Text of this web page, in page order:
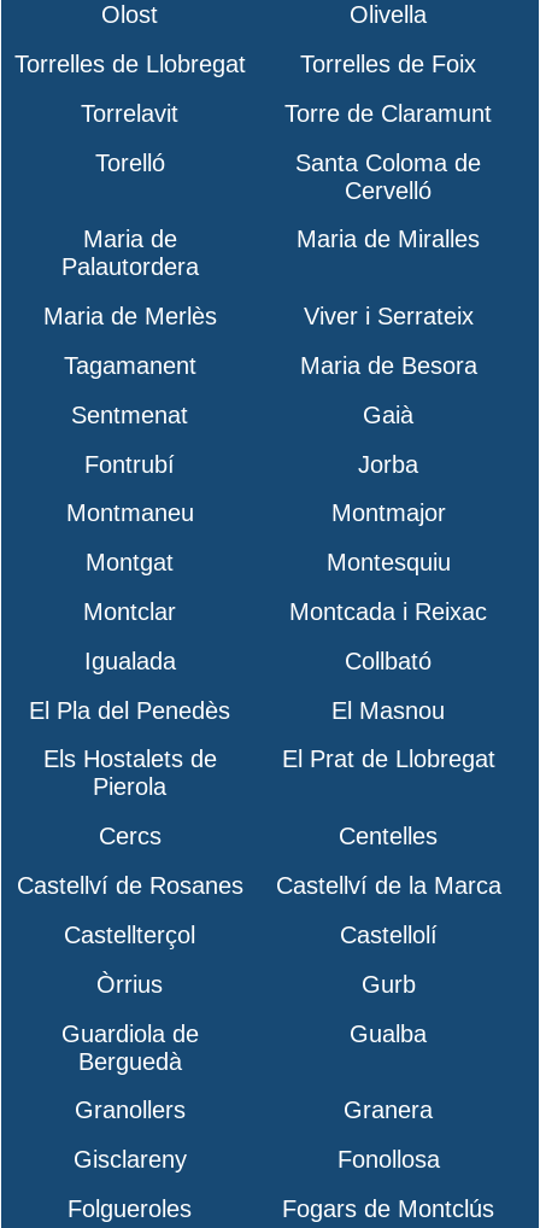
Olost
Olivella
Torrelles de Llobregat
Torrelles de Foix
Torrelavit
Torre de Claramunt
Torelló
Santa Coloma de
Cervelló
Maria de
Palautordera
Maria de Miralles
Maria de Merlès
Viver i Serrateix
Tagamanent
Maria de Besora
Sentmenat
Gaià
Fontrubí
Jorba
Montmaneu
Montmajor
Montgat
Montesquiu
Montclar
Montcada i Reixac
Igualada
Collbató
El Pla del Penedès
El Masnou
Els Hostalets de
Pierola
El Prat de Llobregat
Cercs
Centelles
Castellví de Rosanes
Castellví de la Marca
Castellterçol
Castellolí
Òrrius
Gurb
Guardiola de
Berguedà
Gualba
Granollers
Granera
Gisclareny
Fonollosa
Folgueroles
Fogars de Montclús